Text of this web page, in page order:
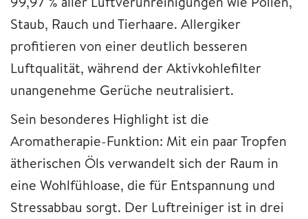
Staub, Rauch und Tierhaare. Allergiker
profitieren von einer deutlich besseren
Luftqualität, während der Aktivkohlefilter
unangenehme Gerüche neutralisiert.
Sein besonderes Highlight ist die
Aromatherapie-Funktion: Mit ein paar Tropfen
ätherischen Öls verwandelt sich der Raum in
eine Wohlfühloase, die für Entspannung und
Stressabbau sorgt. Der Luftreiniger ist in drei